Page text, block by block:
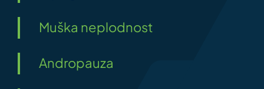
Muška neplodnost
Andropauza